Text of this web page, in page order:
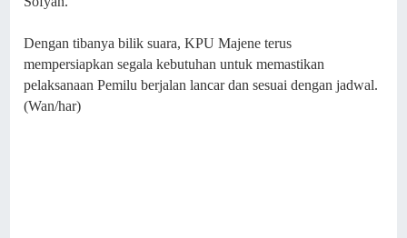
Dengan tibanya bilik suara, KPU Majene terus
mempersiapkan segala kebutuhan untuk memastikan
pelaksanaan Pemilu berjalan lancar dan sesuai dengan jadwal.
(Wan/har)